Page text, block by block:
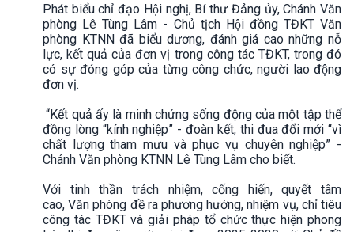
Phát biểu chỉ đạo Hội nghị, Bí thư Đảng ủy, Chánh Văn
phòng Lê Tùng Lâm - Chủ tịch Hội đồng TĐKT Văn
phòng KTNN đã biểu dương, đánh giá cao những nỗ
lực, kết quả của đơn vị trong công tác TĐKT, trong đó
có sự đóng góp của từng công chức, người lao động
đơn vị.
“Kết quả ấy là minh chứng sống động của một tập thể
đồng lòng “kính nghiệp” - đoàn kết, thi đua đổi mới “vì
chất lượng tham mưu và phục vụ chuyên nghiệp” -
Chánh Văn phòng KTNN Lê Tùng Lâm cho biết.
Với tinh thần trách nhiệm, cống hiến, quyết tâm
cao, Văn phòng đề ra phương hướng, nhiệm vụ, chỉ tiêu
công tác TĐKT và giải pháp tổ chức thực hiện phong